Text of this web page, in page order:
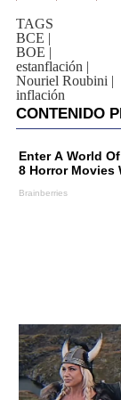
TAGS
BCE |
BOE |
estanflación |
Nouriel Roubini |
inflación